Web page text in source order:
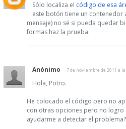
Sólo localiza el código de esa
este botón tiene un contenedor
mensaje) no sé si pueda quedar
formas haz la prueba.
Anónimo 7 de noviembre de 2011 a
Hola, Potro.
He colocado el código pero no
con otras opciones pero no logro
ayudarme a detectar el problema?